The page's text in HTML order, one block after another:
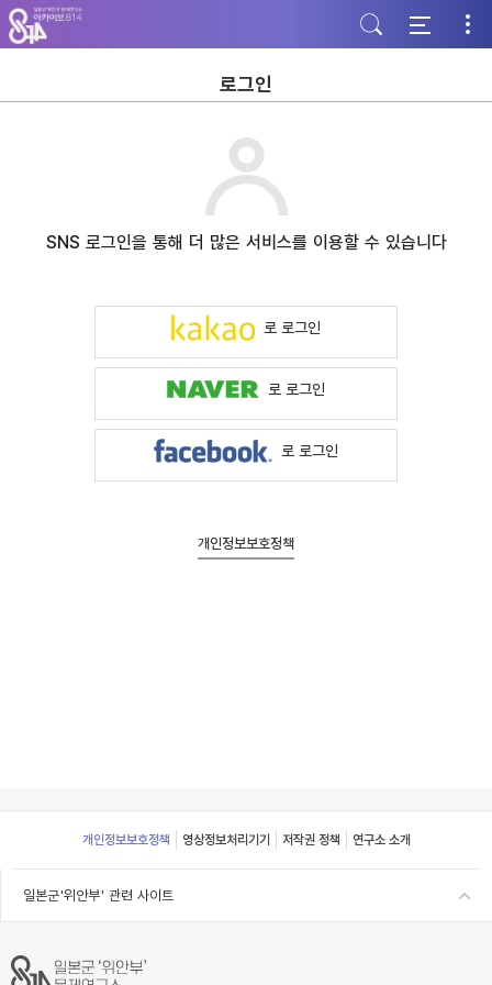
주
메
뉴
가
본
문
바
기
하
단
바
기
로그인
SNS 로그인을 통해 더 많은 서비스를 이용할 수 있습니다
로 로그인
로 로그인
로 로그인
개인정보보호정책
Footer
개인정보보호정책 영상정보처리기기 저작권 정책 연구소 소개
일본군'위안부' 관련 사이트